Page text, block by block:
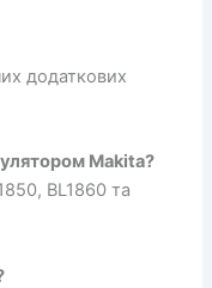
додаткових
Makita?
BL1860 та